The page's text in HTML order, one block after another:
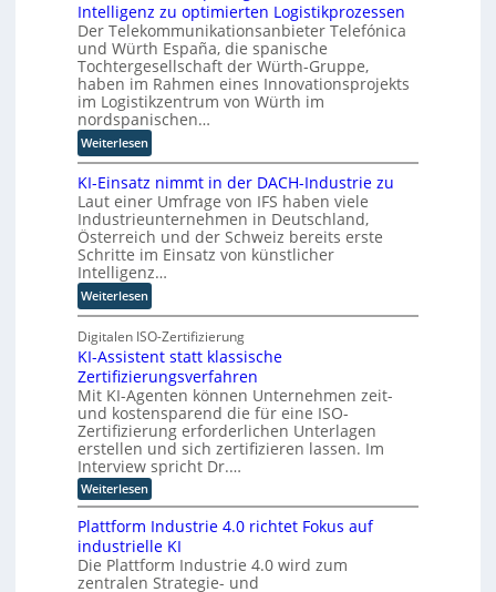
l
e
r
n
g
e
n
s
w
i
r
d
n
e
u
r
W
a
g
o
-
C
E
O
3
D
-
Z
w
i
l
l
i
n
g
f
ü
r
T
a
t
r
t
e
Intelligenz zu optimierten Logistikprozessen
Der Telekommunikationsanbieter Telefónica
und Würth España, die spanische
Tochtergesellschaft der Würth-Gruppe,
haben im Rahmen eines Innovationsprojekts
im Logistikzentrum von Würth im
nordspanischen…
Weiterlesen:
M
i
t
Q
u
a
n
t
e
n
c
o
m
p
u
t
i
n
g
u
n
d
KI-Einsatz nimmt in der DACH-Industrie zu
Laut einer Umfrage von IFS haben viele
Industrieunternehmen in Deutschland,
Österreich und der Schweiz bereits erste
Schritte im Einsatz von künstlicher
Intelligenz…
Weiterlesen:
K
I
-
E
i
n
s
a
t
z
m
m
Digitalen ISO-Zertifizierung
KI-Assistent statt klassische
Zertifizierungsverfahren
Mit KI-Agenten können Unternehmen zeit-
und kostensparend die für eine ISO-
Zertifizierung erforderlichen Unterlagen
erstellen und sich zertifizieren lassen. Im
Interview spricht Dr.…
Weiterlesen:
K
A
s
s
Plattform Industrie 4.0 richtet Fokus auf
industrielle KI
Die Plattform Industrie 4.0 wird zum
zentralen Strategie- und